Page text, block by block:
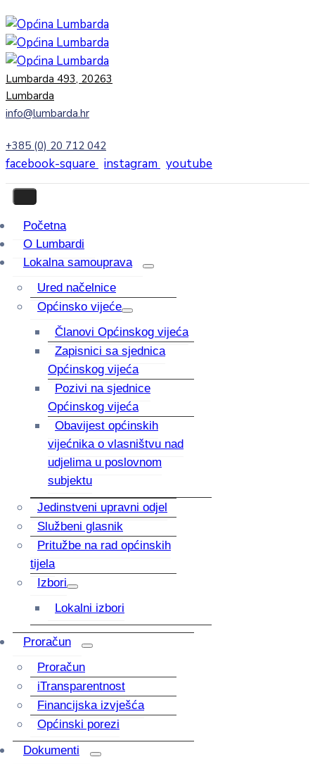
Lumbarda 493, 20263
Lumbarda
info@lumbarda.hr
+385 (0) 20 712 042
facebook-square instagram youtube
Početna
O Lumbardi
Lokalna samouprava
Ured načelnice
Općinsko vijeće
Članovi Općinskog vijeća
Zapisnici sa sjednica
Općinskog vijeća
Pozivi na sjednice
Općinskog vijeća
Obavijest općinskih
vijećnika o vlasništvu nad
udjelima u poslovnom
subjektu
Jedinstveni upravni odjel
Službeni glasnik
Pritužbe na rad općinskih
tijela
Izbori
Lokalni izbori
Proračun
Proračun
iTransparentnost
Financijska izvješća
Općinski porezi
Dokumenti